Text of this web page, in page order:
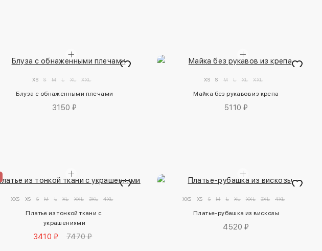
XS S M L XL XXL
Блуза с обнаженными плечами
3150 ₽
XS S M L XL XXL
Майка без рукавов из крепа
5110 ₽
XXS XS S M L XL XXL 3XL 4XL
Платье из тонкой ткани с
украшениями
3410 ₽ 7470 ₽
XXS XS S M L XL XXL 3XL 4XL
Платье-рубашка из вискозы
4520 ₽